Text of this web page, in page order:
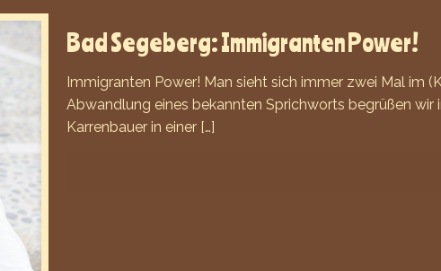
Bad Segeberg: Immigranten Power!
Immigranten Power! Man sieht sich immer zwei Mal im
Abwandlung eines bekannten Sprichworts begrüßen wir
Karrenbauer in einer […]